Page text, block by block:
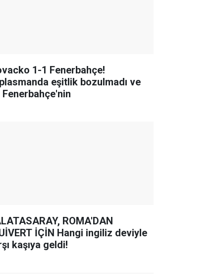
1-1 Fenerbahçe!
eşitlik bozulmadı ve
ROMA'DAN
İÇİN Hangi ingiliz deviyle
kaşıya geldi!